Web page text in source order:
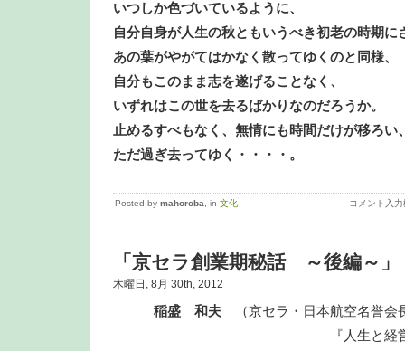
いつしか色づいているように、
自分自身が人生の秋ともいうべき初老の時期に
あの葉がやがてはかなく散ってゆくのと同様、
自分もこのまま志を遂げることなく、
いずれはこの世を去るばかりなのだろうか。
止めるすべもなく、無情にも時間だけが移ろい
ただ過ぎ去ってゆく・・・・。
Posted by mahoroba , in 文化 コメント入力
「京セラ創業期秘話 ～後編～」
木曜日, 8月 30th, 2012
稲盛 和夫
（京セラ・日本航空名誉会
『人生と経営』